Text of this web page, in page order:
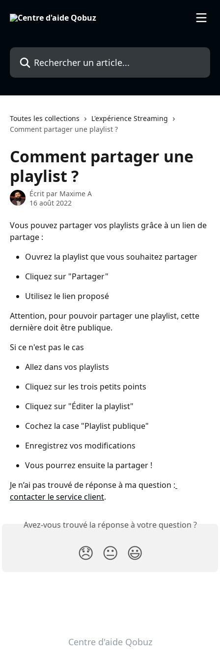
Rechercher un article...
Toutes les collections
L'expérience Streaming
Comment partager une playlist ?
Comment partager une
playlist ?
Écrit par Maxime A
16 août 2022
Vous pouvez partager vos playlists grâce à un lien de
partage :
Ouvrez la playlist que vous souhaitez partager
Cliquez sur "Partager"
Utilisez le lien proposé
Attention, pour pouvoir partager une playlist, cette
dernière doit être publique.
Si ce n'est pas le cas
Allez dans vos playlists
Cliquez sur les trois petits points
Cliquez sur "Éditer la playlist"
Cochez la case "Playlist publique"
Enregistrez vos modifications
Vous pourrez ensuite la partager !
Je n’ai pas trouvé de réponse à ma question :
contacter le service client.
Avez-vous trouvé la réponse à votre question ?
😞 😐 😃
Centre d'aide Qobuz